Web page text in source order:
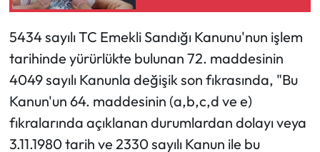
5434 sayılı TC Emekli Sandığı Kanunu'nun işlem
tarihinde yürürlükte bulunan 72. maddesinin
4049 sayılı Kanunla değişik son fıkrasında, "Bu
Kanun'un 64. maddesinin (a,b,c,d ve e)
fıkralarında açıklanan durumlardan dolayı veya
3.11.1980 tarih ve 2330 sayılı Kanun ile bu